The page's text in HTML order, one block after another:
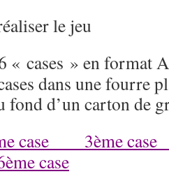
le jeu
« cases » en format
dans une fourre
fond d’un carton de
case
3ème case
case